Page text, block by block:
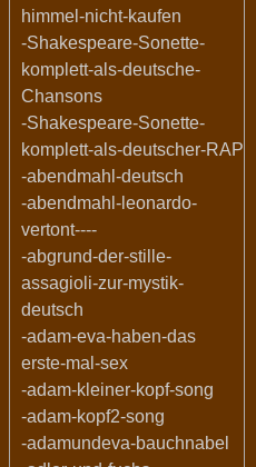
himmel-nicht-kaufen
-Shakespeare-Sonette-
komplett-als-deutsche-
Chansons
-Shakespeare-Sonette-
komplett-als-deutscher-RAP
-abendmahl-deutsch
-abendmahl-leonardo-
vertont----
-abgrund-der-stille-
assagioli-zur-mystik-
deutsch
-adam-eva-haben-das
erste-mal-sex
-adam-kleiner-kopf-song
-adam-kopf2-song
-adamundeva-bauchnabel